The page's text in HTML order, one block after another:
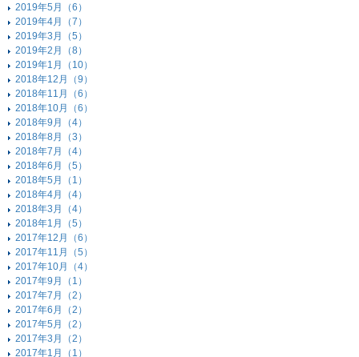
2019年5月（6）
2019年4月（7）
2019年3月（5）
2019年2月（8）
2019年1月（10）
2018年12月（9）
2018年11月（6）
2018年10月（6）
2018年9月（4）
2018年8月（3）
2018年7月（4）
2018年6月（5）
2018年5月（1）
2018年4月（4）
2018年3月（4）
2018年1月（5）
2017年12月（6）
2017年11月（5）
2017年10月（4）
2017年9月（1）
2017年7月（2）
2017年6月（2）
2017年5月（2）
2017年3月（2）
2017年1月（1）